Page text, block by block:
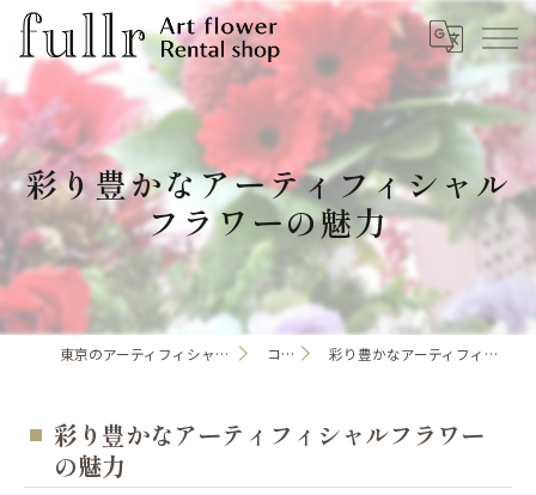
彩り豊かなアーティフィシャル
フラワーの魅力
東京のアーティフィシャルフラワーならfullr コラム 彩り豊かなアーティフィシャルフラワーの魅力
彩り豊かなアーティフィシャルフラワー
の魅力